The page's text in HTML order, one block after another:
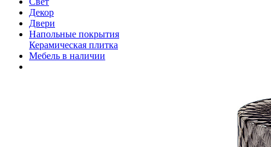
Декор
Двери
Напольные покрытия
Керамическая плитка
Мебель в наличии